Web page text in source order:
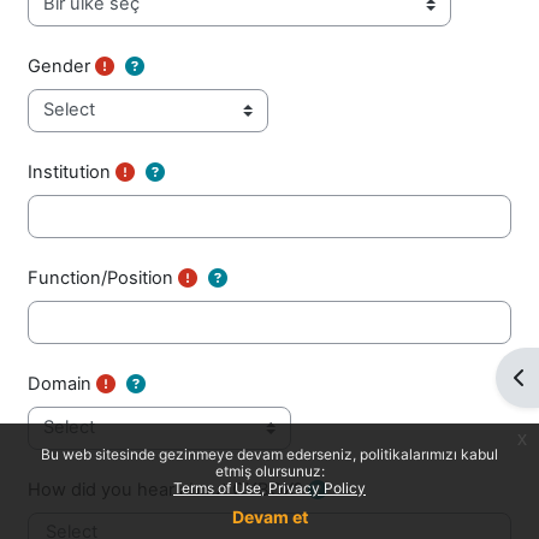
Gender
Institution
Function/Position
Domain
How did you hear about CYBOX?
Bu web sitesinde gezinmeye devam ederseniz, politikalarımızı kabul
etmiş olursunuz:
Terms of Use Privacy Policy
Devam et